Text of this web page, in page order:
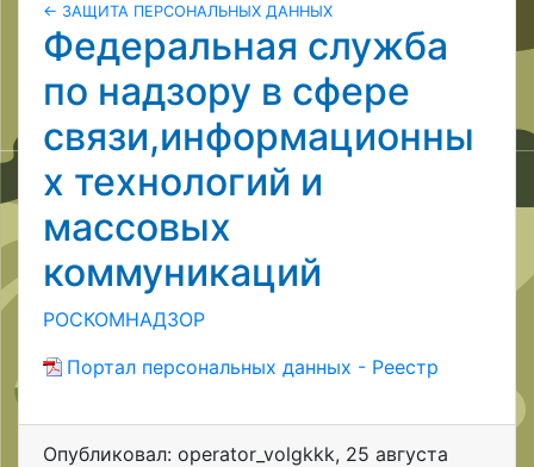
← ЗАЩИТА ПЕРСОНАЛЬНЫХ ДАННЫХ
Федеральная служба
по надзору в сфере
связи,информационны
х технологий и
массовых
коммуникаций
РОСКОМНАДЗОР
Портал персональных данных - Реестр
Опубликовал: operator_volgkkk, 25 августа